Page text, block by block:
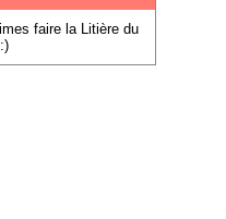
faire la Litière du